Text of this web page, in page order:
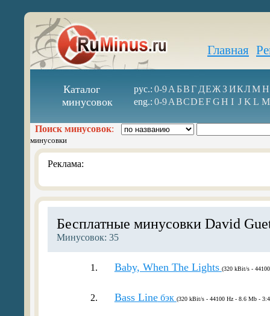
Главная
Каталог
минусовок
рус.: 0-9А БВГ ДЕЖ З ИКЛМН
eng.: 0-9ABCDEFGH I J K L M
Поиск минусовок:
минусовки
Реклама:
Бесплатные минусовки David
Минусовок: 35
1. Baby, When The Lights (320 kBit/s -
2. Bass Lineбэк (320 kBit/s - 44100 Hz - 8.6 Mb -